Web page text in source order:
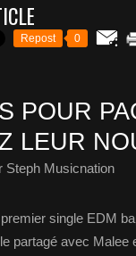
Repost 0
POUR
LEUR
Steph Musicnation
single EDM
partagé avec